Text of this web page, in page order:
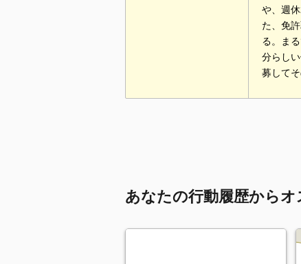
や、週
た、免
る。ま
分らし
募して
あなたの行動履歴から